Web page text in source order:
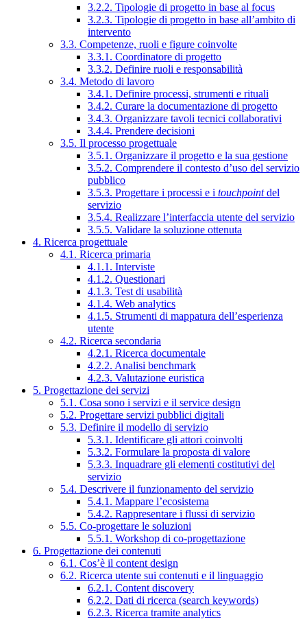
3.2.2. Tipologie di progetto in base al focus
3.2.3. Tipologie di progetto in base all’ambito di
intervento
3.3. Competenze, ruoli e figure coinvolte
3.3.1. Coordinatore di progetto
3.3.2. Definire ruoli e responsabilità
3.4. Metodo di lavoro
3.4.1. Definire processi, strumenti e rituali
3.4.2. Curare la documentazione di progetto
3.4.3. Organizzare tavoli tecnici collaborativi
3.4.4. Prendere decisioni
3.5. Il processo progettuale
3.5.1. Organizzare il progetto e la sua gestione
3.5.2. Comprendere il contesto d’uso del servizio
pubblico
3.5.3. Progettare i processi e i touchpointdel
servizio
3.5.4. Realizzare l’interfaccia utente del servizio
3.5.5. Validare la soluzione ottenuta
4. Ricerca progettuale
4.1. Ricerca primaria
4.1.1. Interviste
4.1.2. Questionari
4.1.3. Test di usabilità
4.1.4. Web analytics
4.1.5. Strumenti di mappatura dell’esperienza
utente
4.2. Ricerca secondaria
4.2.1. Ricerca documentale
4.2.2. Analisi benchmark
4.2.3. Valutazione euristica
5. Progettazione dei servizi
5.1. Cosa sono i servizi e il service design
5.2. Progettare servizi pubblici digitali
5.3. Definire il modello di servizio
5.3.1. Identificare gli attori coinvolti
5.3.2. Formulare la proposta di valore
5.3.3. Inquadrare gli elementi costitutivi del
servizio
5.4. Descrivere il funzionamento del servizio
5.4.1. Mappare l’ecosistema
5.4.2. Rappresentare i flussi di servizio
5.5. Co-progettare le soluzioni
5.5.1. Workshop di co-progettazione
6. Progettazione dei contenuti
6.1. Cos’è il content design
6.2. Ricerca utente sui contenuti e il linguaggio
6.2.1. Content discovery
6.2.2. Dati di ricerca (search keywords)
6.2.3. Ricerca tramite analytics